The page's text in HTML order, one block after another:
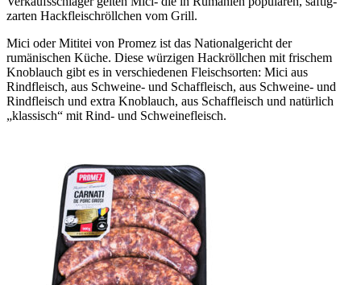
zarten Hackfleischröllchen vom Grill.
Mici oder Mititei von Promez ist das Nationalgericht der
rumänischen Küche. Diese würzigen Hackröllchen mit frischem
Knoblauch gibt es in verschiedenen Fleischsorten: Mici aus
Rindfleisch, aus Schweine- und Schaffleisch, aus Schweine- und
Rindfleisch und extra Knoblauch, aus Schaffleisch und natürlich
„klassisch“ mit Rind- und Schweinefleisch.